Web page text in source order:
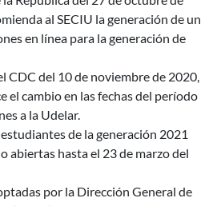
al SECIU la generación de un
en línea para la generación de
CDC del 10 de noviembre de 2020,
el cambio en las fechas del período
a la Udelar.
de la generación 2021
abiertas hasta el 23 de marzo del
por la Dirección General de